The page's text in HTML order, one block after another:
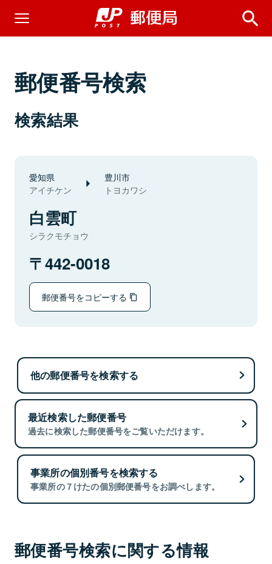
郵便番号検索
検索結果
愛知県
アイチケン
豊川市
トヨカワシ
白雲町
シラクモチョウ
442-0018
郵便番号をコピーする
他の郵便番号を検索する
最近検索した郵便番号
過去に検索した郵便番号をご覧いただけます。
事業所の個別番号を検索する
事業所の７けたの個別郵便番号をお調べします。
郵便番号検索に関する情報